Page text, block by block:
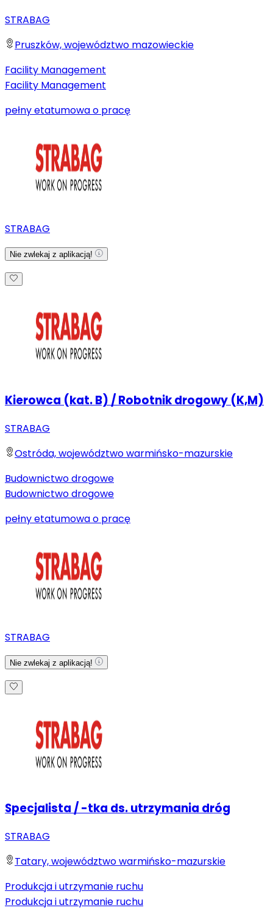
STRABAG
Pruszków, województwo mazowieckie
Facility Management
Facility Management
pełny etatumowa o pracę
STRABAG
Nie zwlekaj z aplikacją!
Kierowca (kat. B) / Robotnik drogowy (K,M)
STRABAG
Ostróda, województwo warmińsko-mazurskie
Budownictwo drogowe
Budownictwo drogowe
pełny etatumowa o pracę
STRABAG
Nie zwlekaj z aplikacją!
Specjalista / -tka ds. utrzymania dróg
STRABAG
Tatary, województwo warmińsko-mazurskie
Produkcja i utrzymanie ruchu
Produkcja i utrzymanie ruchu